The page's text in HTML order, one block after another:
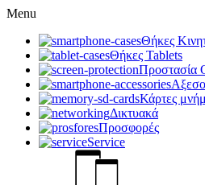
Menu
Θήκες
Θήκες Tablets
Προστασία
Κάρτες
Δικτυακά
Προσφορές
Service